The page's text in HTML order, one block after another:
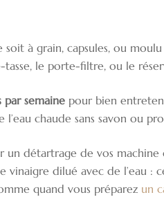
à grain, capsules, ou
le porte-filtre, ou le
par semaine pour bien
chaude sans savon ou
un détartrage de vos
vinaigre dilué avec de l’eau :
quand vous préparez un